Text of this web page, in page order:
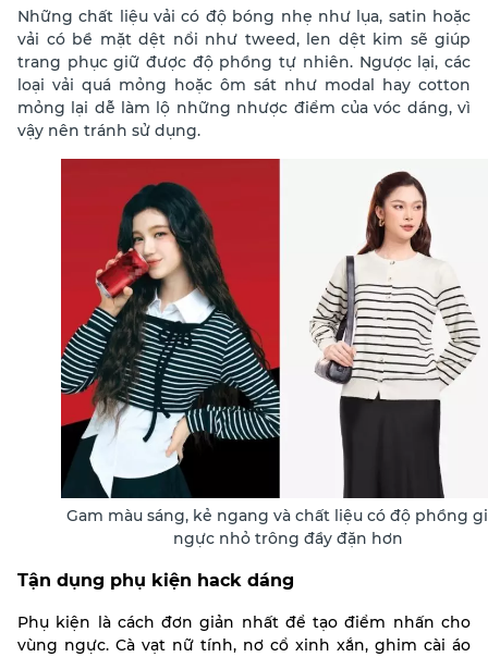
Những chất liệu vải có độ bóng nhẹ như lụa, satin hoặc
vải có bề mặt dệt nổi như tweed, len dệt kim sẽ giúp
trang phục giữ được độ phồng tự nhiên. Ngược lại, các
loại vải quá mỏng hoặc ôm sát như modal hay cotton
mỏng lại dễ làm lộ những nhược điểm của vóc dáng, vì
vậy nên tránh sử dụng.
Gam màu sáng, kẻ ngang và chất liệu có độ phồng
ngực nhỏ trông đầy đặn hơn
Tận dụng phụ kiện hack dáng
Phụ kiện là cách đơn giản nhất để tạo điểm nhấn cho
vùng ngực. Cà vạt nữ tính, nơ cổ xinh xắn, ghim cài áo